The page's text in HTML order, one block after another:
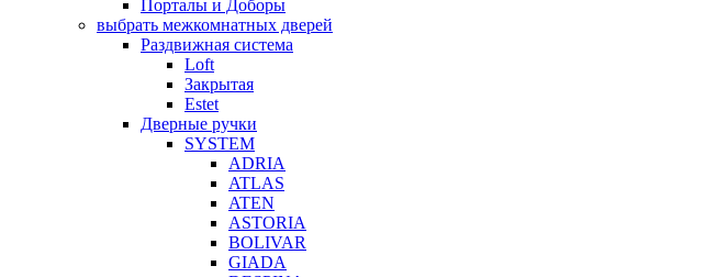
Порталы и Доборы
выбрать межкомнатных дверей
Раздвижная система
Loft
Закрытая
Estet
Дверные ручки
SYSTEM
ADRIA
ATLAS
ATEN
ASTORIA
BOLIVAR
GIADA